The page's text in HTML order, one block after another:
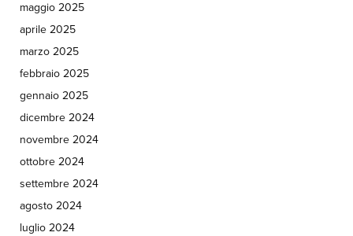
maggio 2025
aprile 2025
marzo 2025
febbraio 2025
gennaio 2025
dicembre 2024
novembre 2024
ottobre 2024
settembre 2024
agosto 2024
luglio 2024